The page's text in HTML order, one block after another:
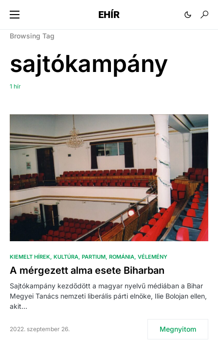
EHÍR
Browsing Tag
sajtókampány
1 hír
KIEMELT HÍREK KULTÚRA PARTIUM ROMÁNIA VÉLEMÉNY
A mérgezett alma esete Biharban
Sajtókampány kezdődött a magyar nyelvű médiában a Bihar
Megyei Tanács nemzeti liberális párti elnöke, Ilie Bolojan ellen,
akit…
2022. szeptember 26. Megnyitom